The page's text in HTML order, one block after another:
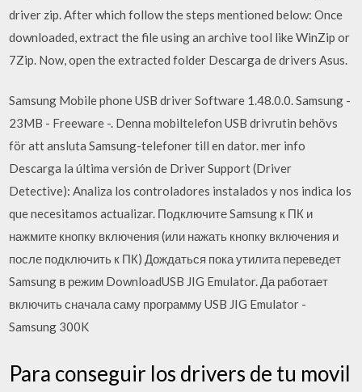
driver zip. After which follow the steps mentioned below: Once
downloaded, extract the file using an archive tool like WinZip or
7Zip. Now, open the extracted folder Descarga de drivers Asus.
Samsung Mobile phone USB driver Software 1.48.0.0. Samsung -
23MB - Freeware -. Denna mobiltelefon USB drivrutin behövs
för att ansluta Samsung-telefoner till en dator. mer info
Descarga la última versión de Driver Support (Driver
Detective): Analiza los controladores instalados y nos indica los
que necesitamos actualizar. Подключите Samsung к ПК и
нажмите кнопку включения (или нажать кнопку включения и
после подключить к ПК) Дождаться пока утилита переведет
Samsung в режим DownloadUSB JIG Emulator. Да работает
включить сначала саму программу USB JIG Emulator -
Samsung 300K
Para conseguir los drivers de tu movil